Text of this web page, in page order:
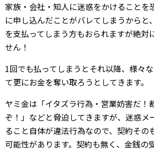
家族・会社・知人に迷惑をかけることを
に申し込んだことがバレてしまうからと
を支払ってしまう方もおられますが絶対
せん！
1回でも払ってしまうとそれ以降、様々
て更にお金を奪い取ろうとしてきます。
ヤミ金は「イタズラ行為・営業妨害だ！
ぞ！」などと脅迫してきますが、迷惑メ
ること自体が違法行為なので、契約その
可能性があります。契約も無く、金銭の